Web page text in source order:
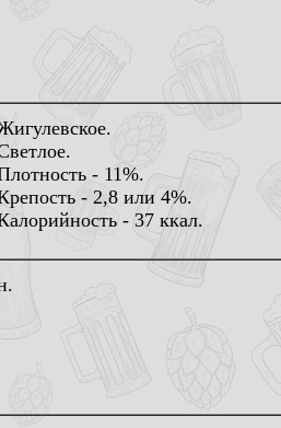
- 11%.
- 2,8 или 4%.
- 37 ккал.